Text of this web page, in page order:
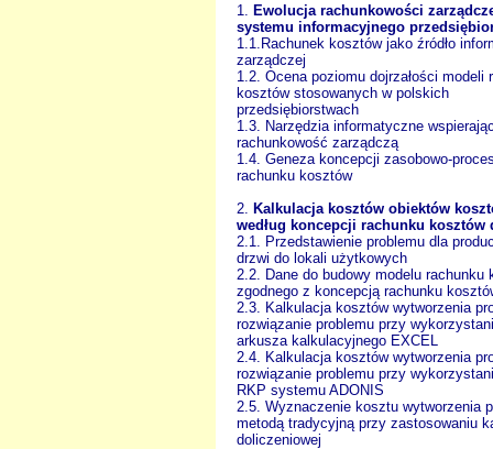
1.
Ewolucja rachunkowości
systemu informacyjnego
1.1.Rachunek kosztów jako źródło
zarządczej
1.2. Ocena poziomu dojrzałości modeli
kosztów stosowanych w polskich
przedsiębiorstwach
1.3. Narzędzia informatyczne
rachunkowość zarządczą
1.4. Geneza koncepcji zasobowo-
rachunku kosztów
2.
Kalkulacja kosztów obiektów
według koncepcji rachunku kosztów
2.1. Przedstawienie problemu dla
drzwi do lokali użytkowych
2.2. Dane do budowy modelu rachunku
zgodnego z koncepcją rachunku
2.3. Kalkulacja kosztów wytworzenia
rozwiązanie problemu przy
arkusza kalkulacyjnego EXCEL
2.4. Kalkulacja kosztów wytworzenia
rozwiązanie problemu przy
RKP systemu ADONIS
2.5. Wyznaczenie kosztu wytworzenia
metodą tradycyjną przy zastosowaniu
doliczeniowej